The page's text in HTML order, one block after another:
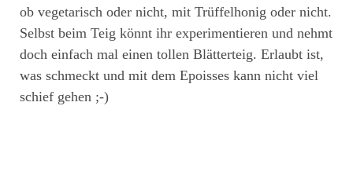
ob vegetarisch oder nicht, mit Trüffelhonig oder nicht.
Selbst beim Teig könnt ihr experimentieren und nehmt
doch einfach mal einen tollen Blätterteig. Erlaubt ist,
was schmeckt und mit dem Epoisses kann nicht viel
schief gehen ;-)